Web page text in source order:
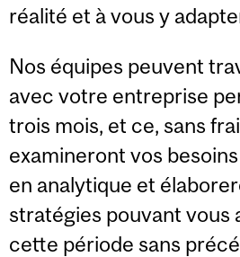
réalité et à vous y
Nos équipes peuvent
avec votre entreprise
trois mois, et ce, sans
examineront vos
en analytique et
stratégies pouvant vous
cette période sans